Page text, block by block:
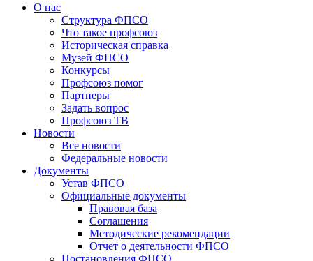
О нас
Структура ФПСО
Что такое профсоюз
Историческая справка
Музей ФПСО
Конкурсы
Профсоюз помог
Партнеры
Задать вопрос
Профсоюз ТВ
Новости
Все новости
Федеральные новости
Документы
Устав ФПСО
Официальные документы
Правовая база
Соглашения
Методические рекомендации
Отчет о деятельности ФПСО
Постановления ФПСО